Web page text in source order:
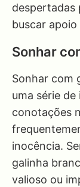
despertadas
buscar
Sonhar
Sonhar com
uma série
conotações
inocência.
galinha
valioso ou